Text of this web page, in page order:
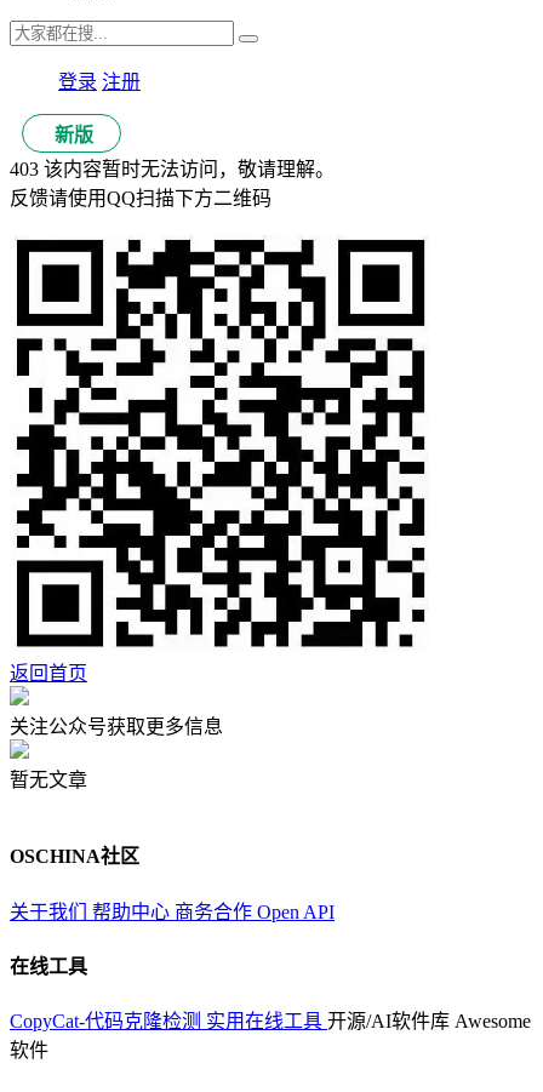
登录 注册
新版
403 该内容暂时无法访问，敬请理解。
反馈请使用QQ扫描下方二维码
返回首页
关注公众号获取更多信息
暂无文章
OSCHINA社区
关于我们 帮助中心 商务合作 Open API
在线工具
CopyCat-代码克隆检测 实用在线工具 开源/AI软件库 Awesome
软件